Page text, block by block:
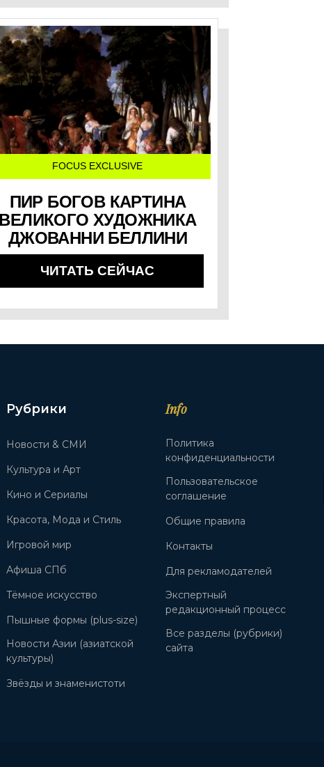
FOCUS EXCLUSIVE
ПИР БОГОВ КАРТИНА
ВЕЛИКОГО ХУДОЖНИКА
ДЖОВАННИ БЕЛЛИНИ
ЧИТАТЬ СЕЙЧАС
Рубрики
Новости & СМИ
Культура и Арт
Кино и Сериалы
Красота, Мода и Стиль
Игровой мир
Афиша СПб
Тёмное искусство
Пышные формы (plus-size)
Новости Азии (азиатской
культуры)
Звёзды и знаменистоти
Info
Политика
конфиденциальности
Пользовательское
соглашение
Общие правила
Контакты
Для рекламодателей
Экспертный
редакционный процесс
Все разделы (рубрики)
сайта